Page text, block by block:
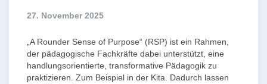
27. November 2025
„A Rounder Sense of Purpose“ (RSP) ist ein Rahmen,
der pädagogische Fachkräfte dabei unterstützt, eine
handlungsorientierte, transformative Pädagogik zu
praktizieren. Zum Beispiel in der Kita. Dadurch lassen